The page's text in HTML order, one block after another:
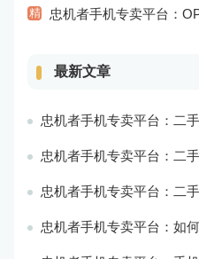
精 忠机者手机专卖平台：OPPO 推
最新文章
忠机者手机专卖平台：二手华为Mate
忠机者手机专卖平台：二手手机市
忠机者手机专卖平台：二手手机市场的
忠机者手机专卖平台：如何在手